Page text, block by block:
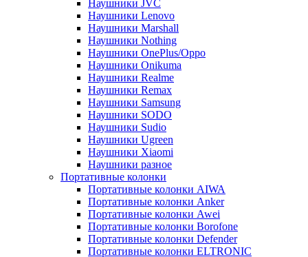
Наушники JVC
Наушники Lenovo
Наушники Marshall
Наушники Nothing
Наушники OnePlus/Oppo
Наушники Onikuma
Наушники Realme
Наушники Remax
Наушники Samsung
Наушники SODO
Наушники Sudio
Наушники Ugreen
Наушники Xiaomi
Наушники разное
Портативные колонки
Портативные колонки AIWA
Портативные колонки Anker
Портативные колонки Awei
Портативные колонки Borofone
Портативные колонки Defender
Портативные колонки ELTRONIC